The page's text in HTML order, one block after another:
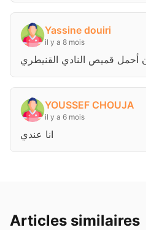
Yassine douiri
il y a 8 mois
أحمل قميص النادي القنيطري
YOUSSEF CHOUJA
il y a 6 mois
انا عندي
Articles similaires